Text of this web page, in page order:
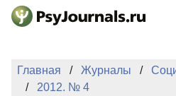
Перейти к основному содержанию
Главная Журналы
2012. № 4